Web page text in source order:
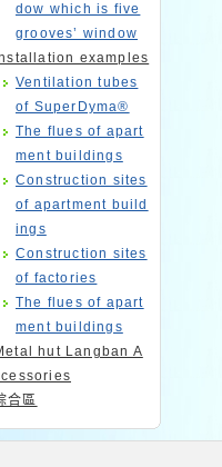
dow which is five
grooves’ window
examples
Ventilation tubes
of SuperDyma®
The flues of apart
ment buildings
Construction sites
of apartment build
ings
Construction sites
of factories
The flues of apart
ment buildings
hut Langban A
合區